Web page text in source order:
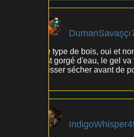
Le type de bois, oui et
est gorgé d'eau, le gel
laisser sécher avant de